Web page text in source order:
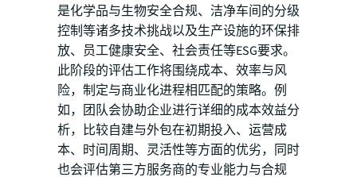
是化学品与生物安全合规、洁净车间的分级
控制等诸多技术挑战以及生产设施的环保排
放、员工健康安全、社会责任等ESG要求。
此阶段的评估工作将围绕成本、效率与风
险，制定与商业化进程相匹配的策略。例
如，团队会协助企业进行详细的成本效益分
析，比较自建与外包在初期投入、运营成
本、时间周期、灵活性等方面的优劣，同时
也会评估第三方服务商的专业能力与合规